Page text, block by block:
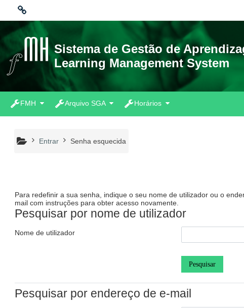
Ligações
Moodle community
Moodle.com
Sistema de Gestão de
Learning Management System
FMH Arquivo SGA Horários
Entrar Senha esquecida
Para redefinir a sua senha, indique o seu nome de utilizador ou o
mail com instruções para obter acesso novamente.
Pesquisar por nome de utilizador
Nome de utilizador
Pesquisar por endereço de e-mail